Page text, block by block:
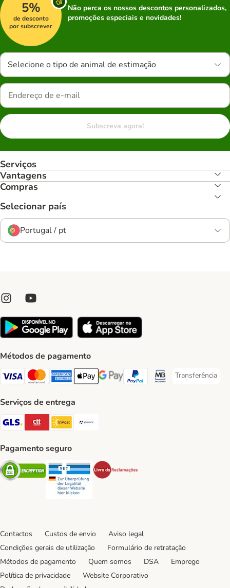
5%
de desconto
por subscrever
Não perca os nossos descontos personalizados,
promoções especiais e novidades!
Selecione o tipo de animal de estimação
Subscreva agora!
Serviços
Vantagens
Compras
Selecionar país
Portugal / pt
Métodos de pagamento
Visa Payment Method
Mastercard Payment Method
American Express Payment Method
Apple Pay Payment Method
Google Pay Payment Method
PayPal Payment Method
Multibanco Payment
Transferência
Transferência
Serviços de entrega
GLS Shipping Method
CTTExpress Shipping Method
InPost Shipping Method
Pagamento seguro
Security Security
Contactos Custos de envio
Aviso legal
Condições gerais de utilização
Formulário de retratação
Métodos de pagamento
Quem somos DSA
Emprego
Política de privacidade
Website Corporativo